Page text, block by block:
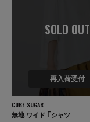
SOLD OUT
再入荷受付
CUBE SUGAR
無地 ワイド Tシャツ